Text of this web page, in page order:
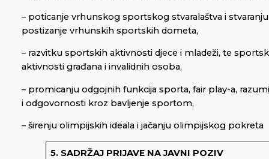
– poticanje vrhunskog sportskog stvaralaštva i
postizanje vrhunskih sportskih dometa,
– razvitku sportskih aktivnosti djece i mladeži, te
aktivnosti građana i invalidnih osoba,
– promicanju odgojnih funkcija sporta, fair play-a,
i odgovornosti kroz bavljenje sportom,
– širenju olimpijskih ideala i jačanju olimpijskog pokreta
5. SADRŽAJ PRIJAVE NA JAVNI POZIV